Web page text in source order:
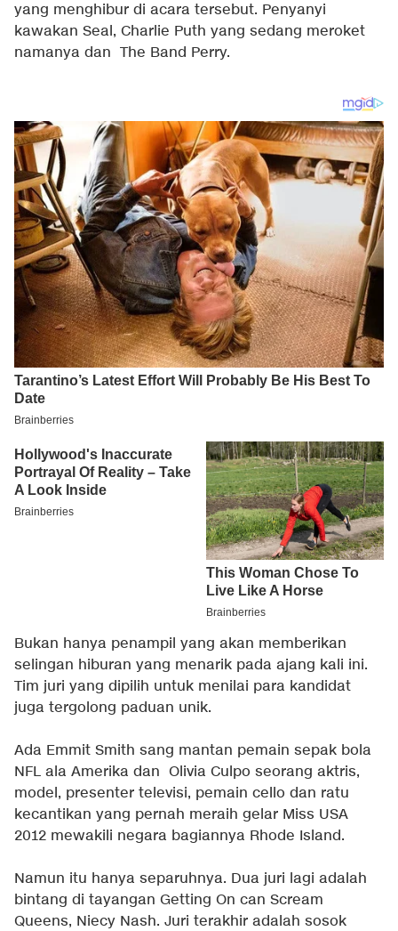
yang menghibur di acara tersebut. Penyanyi
kawakan Seal, Charlie Puth yang sedang meroket
namanya dan The Band Perry.
Bukan hanya penampil yang akan memberikan
selingan hiburan yang menarik pada ajang kali ini.
Tim juri yang dipilih untuk menilai para kandidat
juga tergolong paduan unik.
Ada Emmit Smith sang mantan pemain sepak bola
NFL ala Amerika dan Olivia Culpo seorang aktris,
model, presenter televisi, pemain cello dan ratu
kecantikan yang pernah meraih gelar Miss USA
2012 mewakili negara bagiannya Rhode Island.
Namun itu hanya separuhnya. Dua juri lagi adalah
bintang di tayangan Getting On can Scream
Queens, Niecy Nash. Juri terakhir adalah sosok